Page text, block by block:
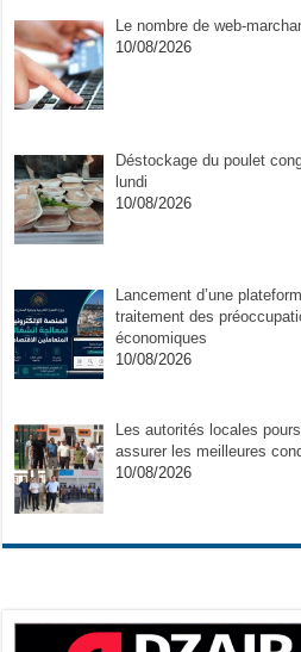
Le nombre de web-
10/08/2026
Déstockage du poulet
lundi
10/08/2026
Lancement d’une
traitement des
économiques
10/08/2026
Les autorités locales
assurer les meilleures
10/08/2026